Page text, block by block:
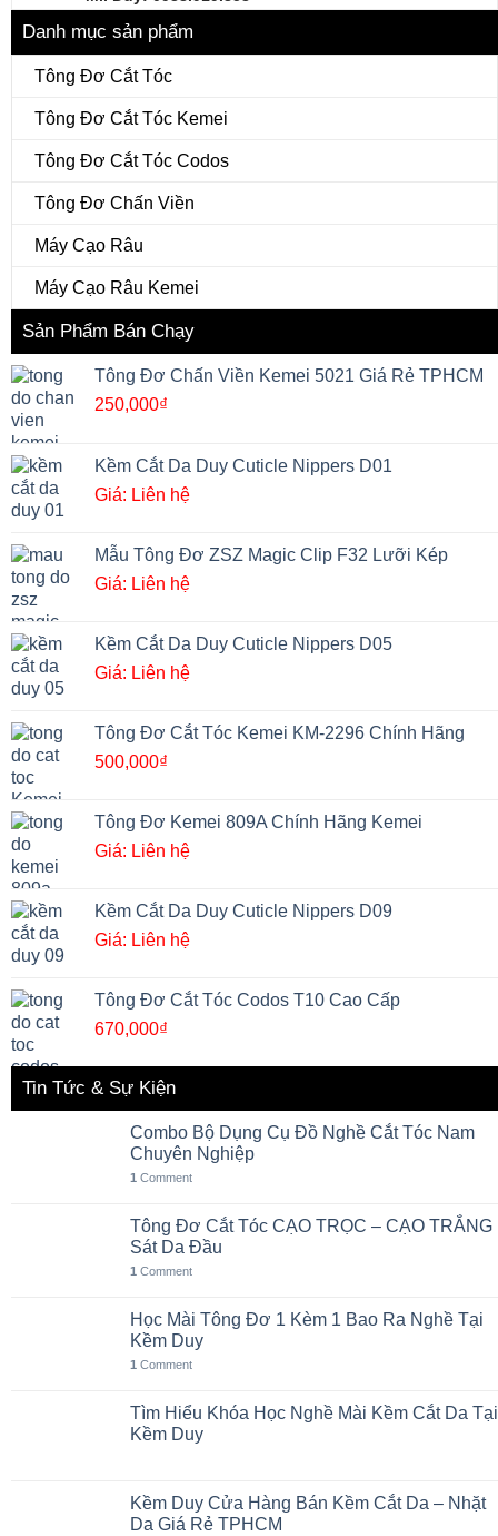
Danh mục sản phẩm
Tông Đơ Cắt Tóc
Tông Đơ Cắt Tóc Kemei
Tông Đơ Cắt Tóc Codos
Tông Đơ Chấn Viền
Máy Cạo Râu
Máy Cạo Râu Kemei
Sản Phẩm Bán Chạy
Tông Đơ Chấn Viền Kemei 5021 Giá Rẻ TPHCM
250,000₫
Kềm Cắt Da Duy Cuticle Nippers D01
Giá: Liên hệ
Mẫu Tông Đơ ZSZ Magic Clip F32 Lưỡi Kép
Giá: Liên hệ
Kềm Cắt Da Duy Cuticle Nippers D05
Giá: Liên hệ
Tông Đơ Cắt Tóc Kemei KM-2296 Chính Hãng
500,000₫
Tông Đơ Kemei 809A Chính Hãng Kemei
Giá: Liên hệ
Kềm Cắt Da Duy Cuticle Nippers D09
Giá: Liên hệ
Tông Đơ Cắt Tóc Codos T10 Cao Cấp
670,000₫
Tin Tức & Sự Kiện
Combo Bộ Dụng Cụ Đồ Nghề Cắt Tóc Nam
Chuyên Nghiệp
1 Comment
Tông Đơ Cắt Tóc CẠO TRỌC – CẠO TRẮNG
Sát Da Đầu
1 Comment
Học Mài Tông Đơ 1 Kèm 1 Bao Ra Nghề Tại
Kềm Duy
1 Comment
Tìm Hiểu Khóa Học Nghề Mài Kềm Cắt Da Tại
Kềm Duy
Kềm Duy Cửa Hàng Bán Kềm Cắt Da – Nhặt
Da Giá Rẻ TPHCM